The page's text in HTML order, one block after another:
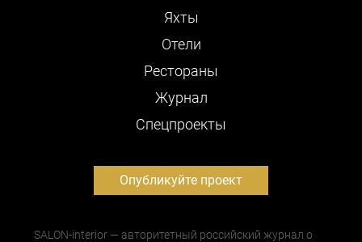
Яхты
Отели
Рестораны
Журнал
Cпецпроекты
Опубликуйте проект
SALON-interior — авторитетный российский журнал о